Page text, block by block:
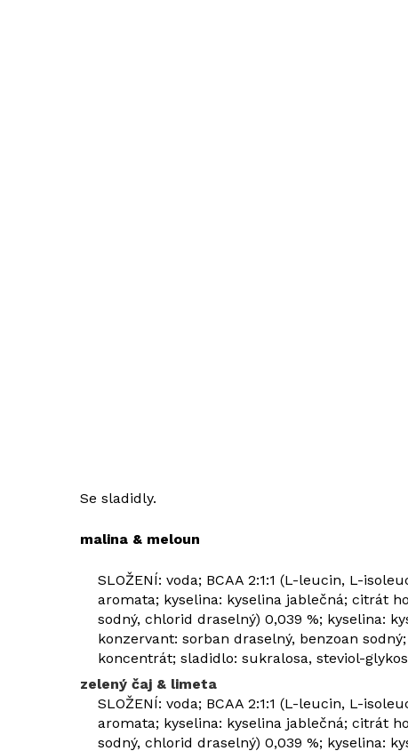
Se sladidly.
malina & meloun
SLOŽENÍ: voda; BCAA 2:1:1 (L-leucin, L-
aromata; kyselina: kyselina jablečná; citrát
sodný, chlorid draselný) 0,039 %; kyselina:
konzervant: sorban draselný, benzoan
koncentrát; sladidlo: sukralosa, steviol-
zelený čaj & limeta
SLOŽENÍ: voda; BCAA 2:1:1 (L-leucin, L-
aromata; kyselina: kyselina jablečná; citrát
sodný, chlorid draselný) 0,039 %; kyselina: